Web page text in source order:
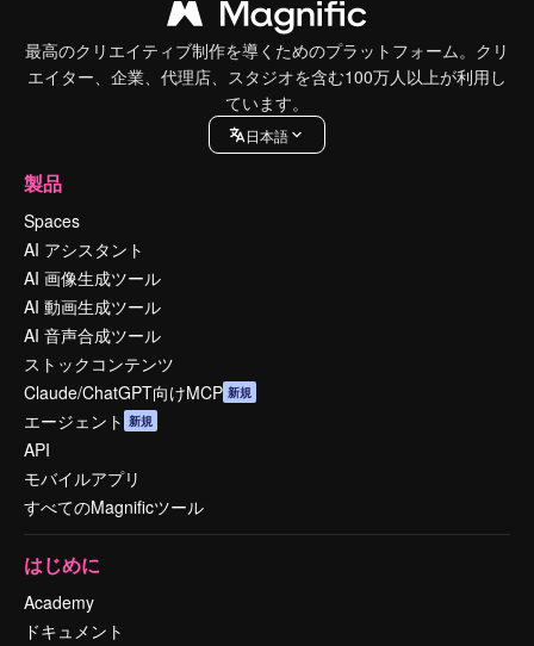
最高のクリエイティブ制作を導くためのプラットフォーム。クリ
エイター、企業、代理店、スタジオを含む100万人以上が利用し
ています。
日本語
製品
Spaces
AI アシスタント
AI 画像生成ツール
AI 動画生成ツール
AI 音声合成ツール
ストックコンテンツ
Claude/ChatGPT向けMCP 新規
エージェント 新規
API
モバイルアプリ
すべてのMagnificツール
はじめに
Academy
ドキュメント